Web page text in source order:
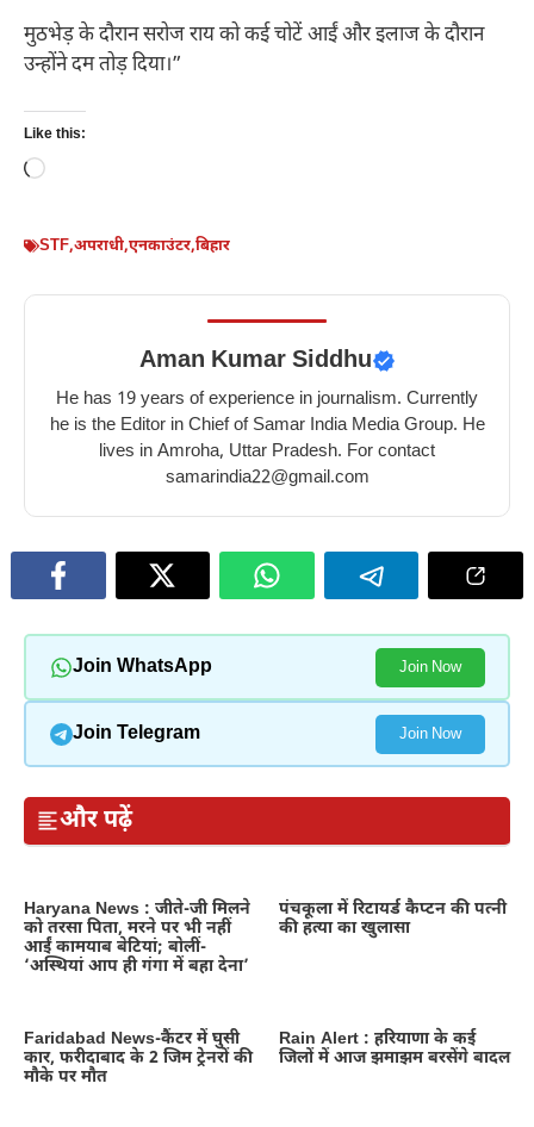
मुठभेड़ के दौरान सरोज राय को कई चोटें आईं और इलाज के दौरान
उन्होंने दम तोड़ दिया।”
Like this:
Loading…
STF,अपराधी,एनकाउंटर,बिहार
Aman Kumar Siddhu
He has 19 years of experience in journalism. Currently
he is the Editor in Chief of Samar India Media Group. He
lives in Amroha, Uttar Pradesh. For contact
samarindia22@gmail.com
Join WhatsApp Join Now
Join Telegram Join Now
और पढ़ें
Haryana News : जीते-जी मिलने
को तरसा पिता, मरने पर भी नहीं
आईं कामयाब बेटियां; बोलीं-
‘अस्थियां आप ही गंगा में बहा देना’
पंचकूला में रिटायर्ड कैप्टन की पत्नी
की हत्या का खुलासा
Faridabad News-कैंटर में घुसी
कार, फरीदाबाद के 2 जिम ट्रेनरों की
मौके पर मौत
Rain Alert : हरियाणा के कई
जिलों में आज झमाझम बरसेंगे बादल